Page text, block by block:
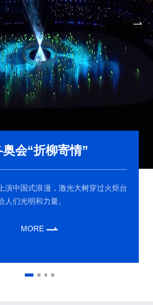
奥会“折柳寄情”
演中国式浪漫，激光大树穿过火炬台
人们光明和力量。
MORE